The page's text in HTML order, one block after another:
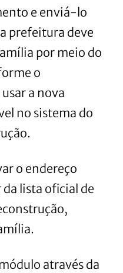
e enviá-lo
prefeitura deve
por meio do
o
a nova
no sistema do
o endereço
lista oficial de
através da